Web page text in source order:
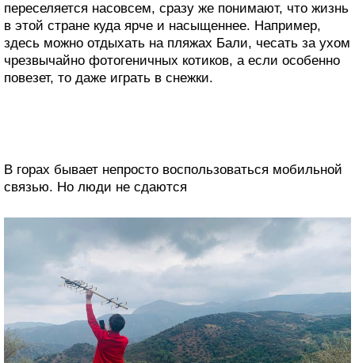
переселяется насовсем, сразу же понимают, что жизнь
в этой стране куда ярче и насыщеннее. Например,
здесь можно отдыхать на пляжах Бали, чесать за ухом
чрезвычайно фотогеничных котиков, а если особенно
повезет, то даже играть в снежки.
В горах бывает непросто воспользоваться мобильной
связью. Но люди не сдаются